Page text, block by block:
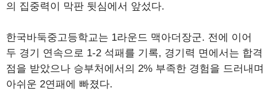
의 집중력이 막판 뒷심에서 앞섰다.
한국바둑중고등학교는 1라운드 맥아더장군. 전에 이어
두 경기 연속으로 1-2 석패를 기록, 경기력 면에서는 합격
점을 받았으나 승부처에서의 2% 부족한 경험을 드러내며
아쉬운 2연패에 빠졌다.